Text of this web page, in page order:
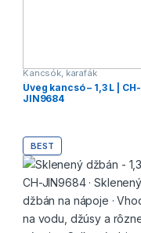
Kancsók, karafák
Üveg kancsó – 1,3 L | CH-
JIN9684
BEST